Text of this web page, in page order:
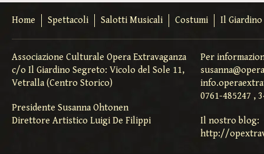
Home Spettacoli Salotti Musicali Costumi Il
Associazione Culturale Opera Extravaganza
c/o Il Giardino Segreto: Vicolo del Sole 11,
Vetralla (Centro Storico)
Presidente Susanna Ohtonen
Direttore Artistico Luigi De Filippi
Per
0761-485247 ,
Il nostro blog:
http://